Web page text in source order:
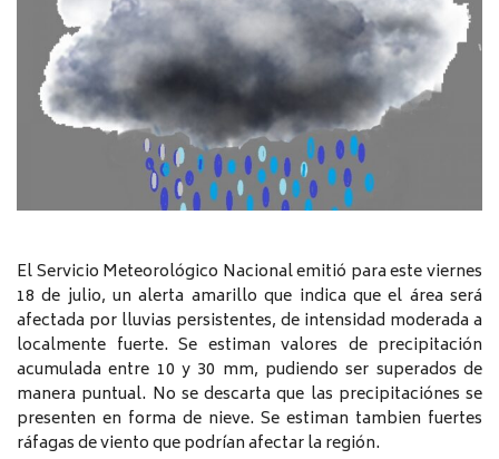
El Servicio Meteorológico Nacional emitió para este viernes
18 de julio, un alerta amarillo que indica que el área será
afectada por lluvias persistentes, de intensidad moderada a
localmente fuerte. Se estiman valores de precipitación
acumulada entre 10 y 30 mm, pudiendo ser superados de
manera puntual. No se descarta que las precipitaciónes se
presenten en forma de nieve. Se estiman tambien fuertes
ráfagas de viento que podrían afectar la región.